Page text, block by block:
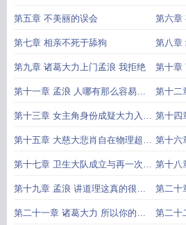
第五章 不美丽的误会
第七章 相亲不死于舔狗 第八章
第九章 诸葛大力上门孟浪 我拒绝 第十章
第十一章 孟浪 人哪有那么容易精
神分裂的
第十二
主角
第十三章 女主角身份成疑大力入住
爱情公寓
第十四
第十五章 大慈大悲肖自在物理超度
无公害
第十六
打如斯
第十七章 卫生大队成立与再一次抽
奖
第十八
管我
第十九章 孟浪 讲道理这真的很不
讲道理
第二十
入过一
第二十一章 诸葛大力 所以你的工 第二十